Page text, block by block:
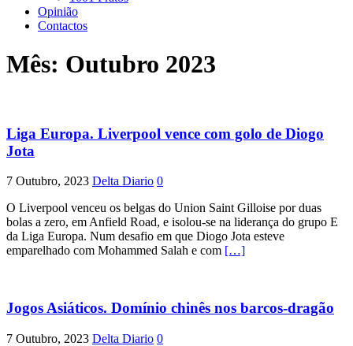
Opinião
Contactos
Mês: Outubro 2023
Liga Europa. Liverpool vence com golo de Diogo
Jota
7 Outubro, 2023 Delta Diario 0
O Liverpool venceu os belgas do Union Saint Gilloise por duas
bolas a zero, em Anfield Road, e isolou-se na liderança do grupo E
da Liga Europa. Num desafio em que Diogo Jota esteve
emparelhado com Mohammed Salah e com […]
Jogos Asiáticos. Domínio chinês nos barcos-dragão
7 Outubro, 2023 Delta Diario 0